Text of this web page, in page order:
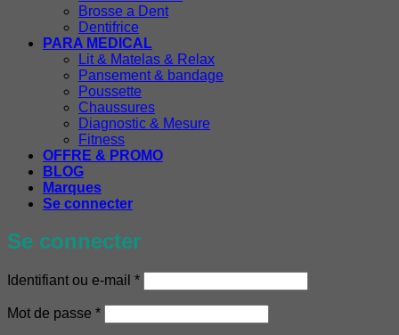
Brosse a Dent
Dentifrice
PARA MEDICAL
Lit & Matelas & Relax
Pansement & bandage
Poussette
Chaussures
Diagnostic & Mesure
Fitness
OFFRE & PROMO
BLOG
Marques
Se connecter
Se connecter
Identifiant ou e-mail *Obligatoire
Mot de passe *Obligatoire